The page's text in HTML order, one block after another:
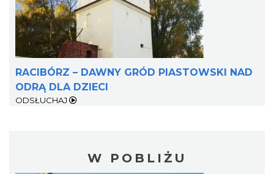
RACIBÓRZ – DAWNY GRÓD PIASTOWSKI NAD
ODRĄ DLA DZIECI
ODSŁUCHAJ
W POBLIŻU